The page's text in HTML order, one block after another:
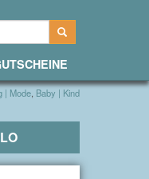
| Mode Baby | Kind